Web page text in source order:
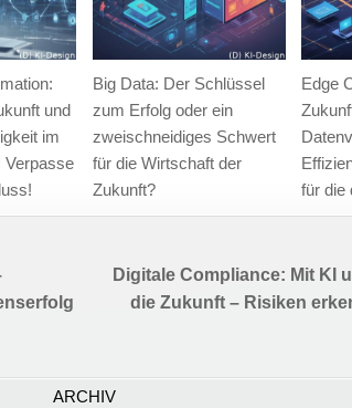
und
im
Verpasse
Big Data: Der Schlüssel
zum Erfolg oder ein
zweischneidiges Schwert
für die Wirtschaft der
Zukunft?
Edge
für die
Digitale Compliance: Mit KI
die Zukunft – Risiken
ARCHIV